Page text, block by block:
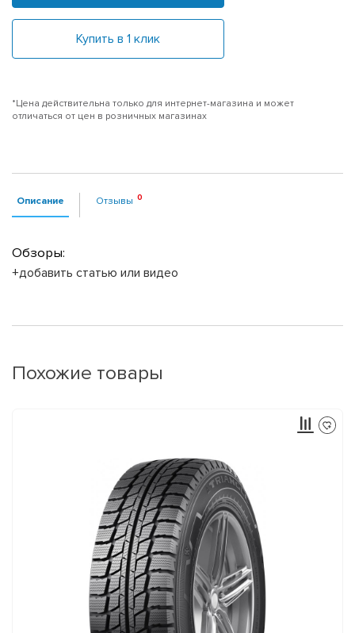
Купить в 1 клик
*Цена действительна только для интернет-магазина и может
отличаться от цен в розничных магазинах
Описание Отзывы
Обзоры:
+добавить статью или видео
Похожие товары